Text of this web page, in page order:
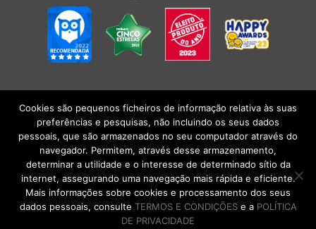
POLÍTICA DE PRIVACIDADE|TERMOS E CONDIÇÕESlCONDIÇÕES
GERAIS DE VENDA| Alberto Oculista, SA 2026. Todos os direitos reservados.
Cookies são pequenos ficheiros de informação relativa às suas
preferências e pesquisas, não incluindo os seus dados
pessoais, que são armazenados no seu computador através do
navegador. Permitem, através desse armazenamento,
determinar a utilidade e o interesse de determinado sítio da
internet, assegurando uma navegação mais rápida e eficiente.
Mais informações sobre cookies e processamento dos seus
dados pessoais, consulte TERMOS E CONDIÇÕESe a POLÍTICA
DE PRIVACIDADE